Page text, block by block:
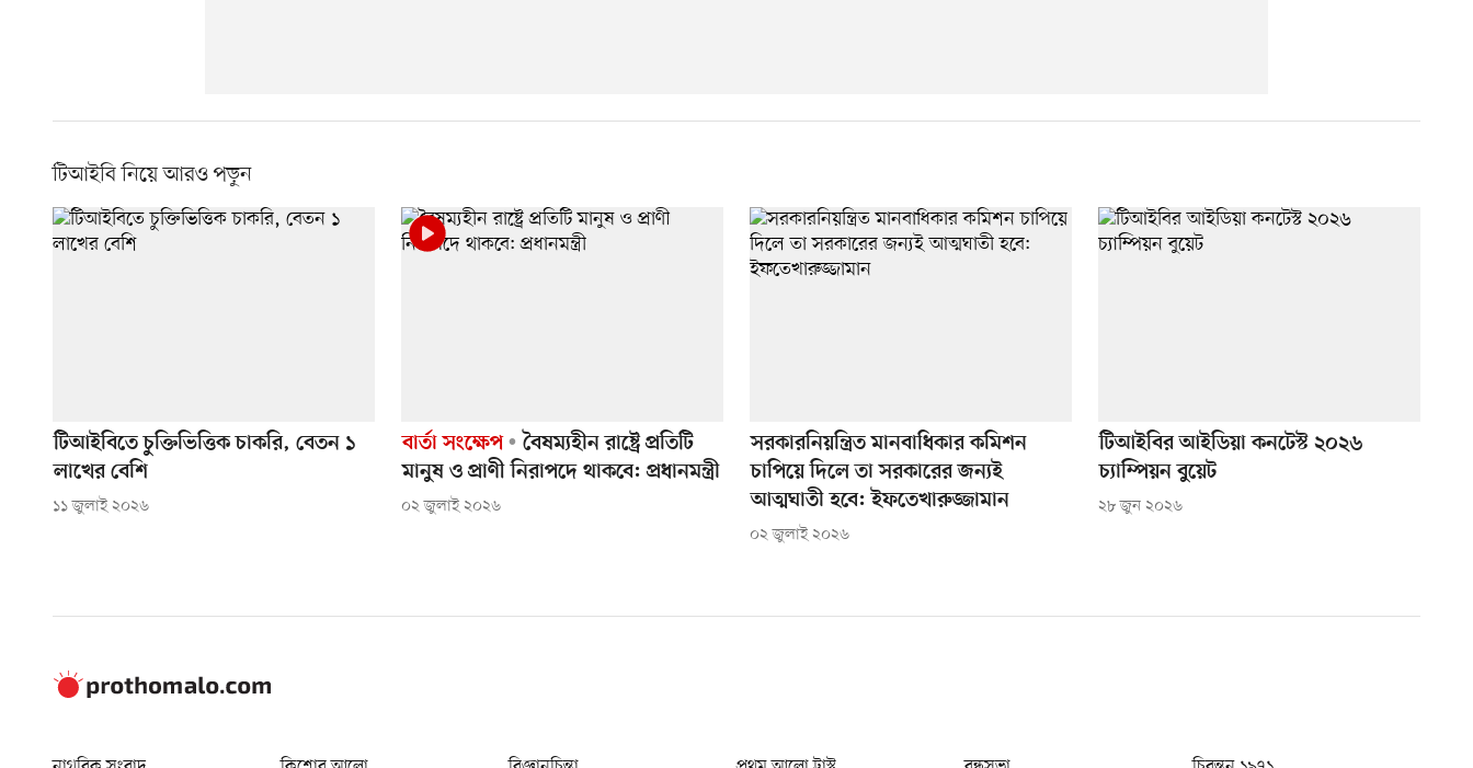
টিআইবি নিয়ে আরও পড়ুন
টিআইবিতে চুক্তিভিত্তিক চাকরি, বেতন ১
লাখের বেশি
১১ জুলাই ২০২৬
বার্তা সংক্ষেপ
বৈষম্যহীন রাষ্ট্রে প্রতিটি
মানুষ ও প্রাণী নিরাপদে থাকবে: প্রধানমন্ত্রী
০২ জুলাই ২০২৬
সরকারনিয়ন্ত্রিত মানবাধিকার কমিশন
চাপিয়ে দিলে তা সরকারের জন্যই
আত্মঘাতী হবে: ইফতেখারুজ্জামান
০২ জুলাই ২০২৬
টিআইবির আইডিয়া কনটেস্ট ২০২৬
চ্যাম্পিয়ন বুয়েট
২৮ জুন ২০২৬